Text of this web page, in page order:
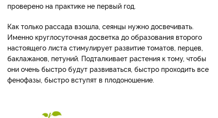
проверено на практике не первый год.
Как только рассада взошла, сеянцы нужно досвечивать.
Именно круглосуточная досветка до образования второго
настоящего листа стимулирует развитие томатов, перцев,
баклажанов, петуний. Подталкивает растения к тому, чтобы
они очень быстро будут развиваться, быстро проходить все
фенофазы, быстро вступят в плодоношение.